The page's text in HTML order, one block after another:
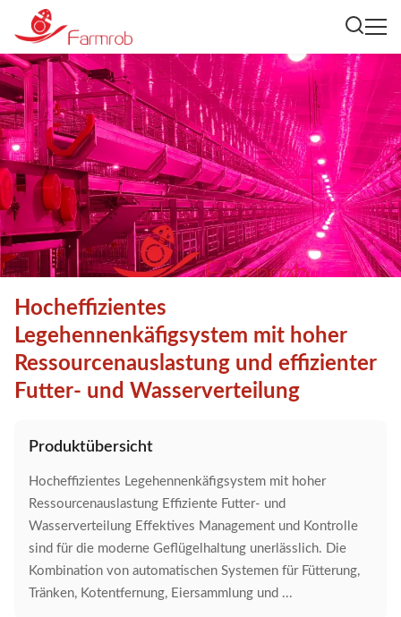
Hocheffizientes
Legehennenkäfigsystem mit hoher
Ressourcenauslastung und effizienter
Futter- und Wasserverteilung
Produktübersicht
Hocheffizientes Legehennenkäfigsystem mit hoher
Ressourcenauslastung Effiziente Futter- und
Wasserverteilung Effektives Management und Kontrolle
sind für die moderne Geflügelhaltung unerlässlich. Die
Kombination von automatischen Systemen für Fütterung,
Tränken, Kotentfernung, Eiersammlung und ...